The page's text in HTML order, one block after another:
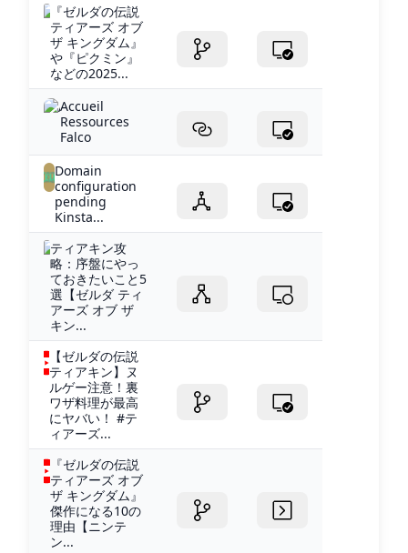
『ゼルダの伝説
ティアーズ オブ
ザ キングダム』
や『ピクミン』
などの2025...
Accueil
Ressources
Falco
Domain
configuration
pending
Kinsta...
ティアキン攻
略：序盤にやっ
ておきたいこと5
選【ゼルダ ティ
アーズ オブ ザ
キン...
【ゼルダの伝説
ティアキン】ヌ
ルゲー注意！裏
ワザ料理が最高
にヤバい！ #テ
ィアーズ...
『ゼルダの伝説
ティアーズ オブ
ザ キングダム』
傑作になる10の
理由【ニンテ
ン...